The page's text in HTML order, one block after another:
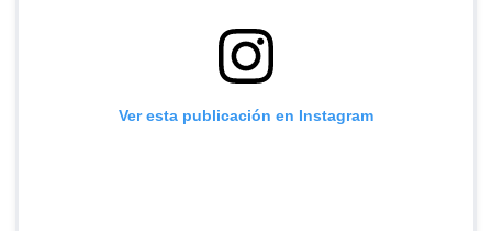
Ver esta publicación en Instagram